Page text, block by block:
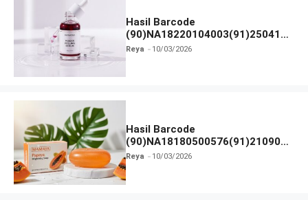
Hasil Barcode
(90)NA18220104003(91)250418
dan Izin BPOM
Reya 10/03/2026
Hasil Barcode
(90)NA18180500576(91)210906
dan Izin BPOM
Reya 10/03/2026